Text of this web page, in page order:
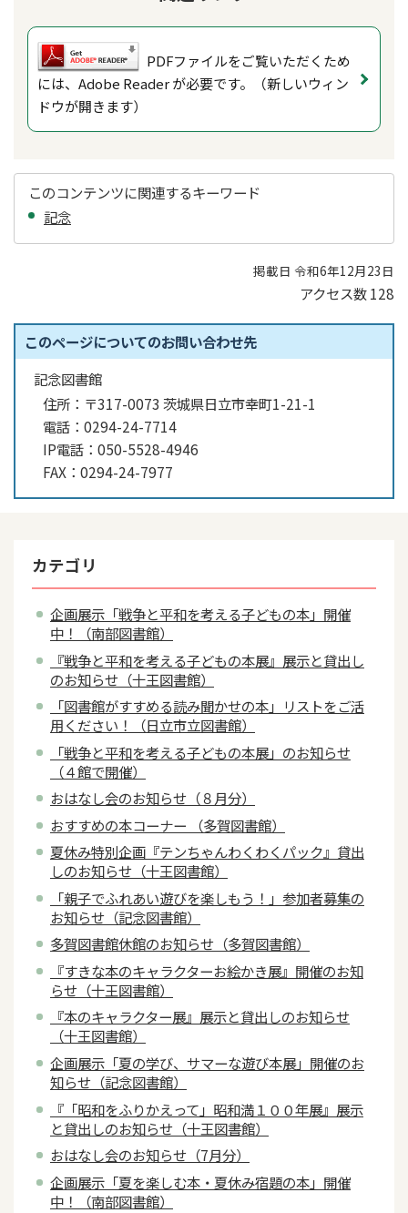
PDFファイルをご覧いただくため
には、Adobe Reader が必要です。（新しいウィン
ドウが開きます）
このコンテンツに関連するキーワード
記念
掲載日 令和6年12月23日
アクセス数128
このページについてのお問い合わせ先
記念図書館
住所： 〒317-0073 茨城県日立市幸町1-21-1
電話： 0294-24-7714
IP電話： 050-5528-4946
FAX： 0294-24-7977
カテゴリ
企画展示「戦争と平和を考える子どもの本」開催
中！（南部図書館）
『戦争と平和を考える子どもの本展』展示と貸出し
のお知らせ（十王図書館）
「図書館がすすめる読み聞かせの本」リストをご活
用ください！（日立市立図書館）
「戦争と平和を考える子どもの本展」のお知らせ
（４館で開催）
おはなし会のお知らせ（８月分）
おすすめの本コーナー （多賀図書館）
夏休み特別企画『テンちゃんわくわくパック』貸出
しのお知らせ（十王図書館）
「親子でふれあい遊びを楽しもう！」参加者募集の
お知らせ（記念図書館）
多賀図書館休館のお知らせ（多賀図書館）
『すきな本のキャラクターお絵かき展』開催のお知
らせ（十王図書館）
『本のキャラクター展』展示と貸出しのお知らせ
（十王図書館）
企画展示「夏の学び、サマーな遊び本展」開催のお
知らせ（記念図書館）
『「昭和をふりかえって」昭和満１００年展』展示
と貸出しのお知らせ（十王図書館）
おはなし会のお知らせ（7月分）
企画展示「夏を楽しむ本・夏休み宿題の本」開催
中！（南部図書館）